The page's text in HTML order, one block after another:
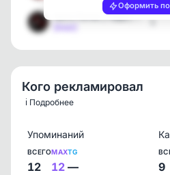
Авто Поток | ПДД | Новос…
1
Оформить
Кого рекламировал
ℹ️ Подробнее
Упоминаний
ВСЕГО
12
MAX
12
TG
— 9